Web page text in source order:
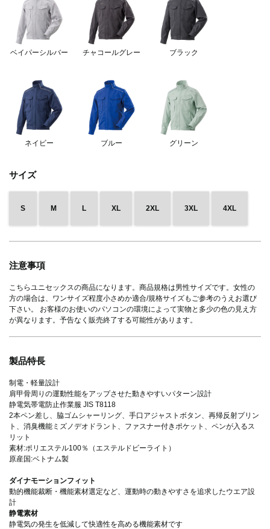
ベイパーシルバー チャコールグレー ブラック
ネイビー ブルー グリーン
サイズ
S M L XL 2XL 3XL 4XL
注意事項
こちらユニセックスの商品になります。商品規格は男性サイズです。女性の
方の場合は、ワンサイズ程度小さめか適合/規格サイズもご参考のうえお選び
下さい。 お客様のお使いのパソコンの環境によって実物と多少の色の見え方
が異なります。予告なく販売終了する可能性があります。
製品特長
制電・軽量設計
肩甲骨周りの運動性能をアップさせた動きやすいパターン設計
静電気帯電防止作業服 JIS T8118
2本ペン差し、脇ゴムシャーリング、手口アジャストボタン、再帰反射プリン
ト、消臭機能ミズノデオドラント、ファスナー付きポケット、ペンが入るス
リット
素材:ポリエステル100％（エステルドビーライト）
原産国:ベトナム製
ダイナモーションフィット
動的機能裁断・機能素材選定など、運動時の動きやすさを追求したウエア設
計
静電素材
静電気の発生を低減して快適性を高める機能素材です